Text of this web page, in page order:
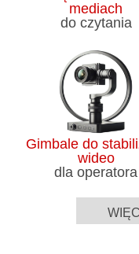
mediach
do czytania
Gimbale do
wideo
dla operatora